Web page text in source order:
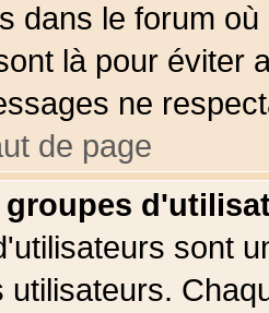
dans le forum
là pour éviter
ne
de page
groupes
sont
utilisateurs.